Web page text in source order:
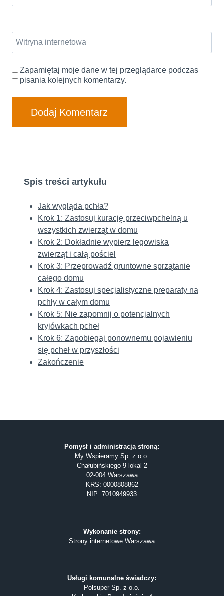
Witryna internetowa
Zapamiętaj moje dane w tej przeglądarce podczas
pisania kolejnych komentarzy.
Spis treści artykułu
Jak wygląda pchła?
Krok 1: Zastosuj kurację przeciwpchelną u
wszystkich zwierząt w domu
Krok 2: Dokładnie wypierz legowiska
zwierząt i całą pościel
Krok 3: Przeprowadź gruntowne sprzątanie
całego domu
Krok 4: Zastosuj specjalistyczne preparaty na
pchły w całym domu
Krok 5: Nie zapomnij o potencjalnych
kryjówkach pcheł
Krok 6: Zapobiegaj ponownemu pojawieniu
się pcheł w przyszłości
Zakończenie
Pomysł i administracja stroną:
My Wspieramy Sp. z o.o.
Chałubińskiego 9 lokal 2
02-004 Warszawa
KRS: 0000808862
NIP: 7010949933
Wykonanie strony:
Strony internetowe Warszawa
Usługi komunalne świadczy:
Polsuper Sp. z o.o.